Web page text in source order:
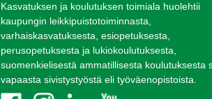
Kasvatuksen ja koulutuksen toimiala huolehtii
kaupungin leikkipuistotoiminnasta,
varhaiskasvatuksesta, esiopetuksesta,
perusopetuksesta ja lukiokoulutuksesta,
suomenkielisestä ammatillisesta koulutuksesta
vapaasta sivistystyöstä eli työväenopistoista.